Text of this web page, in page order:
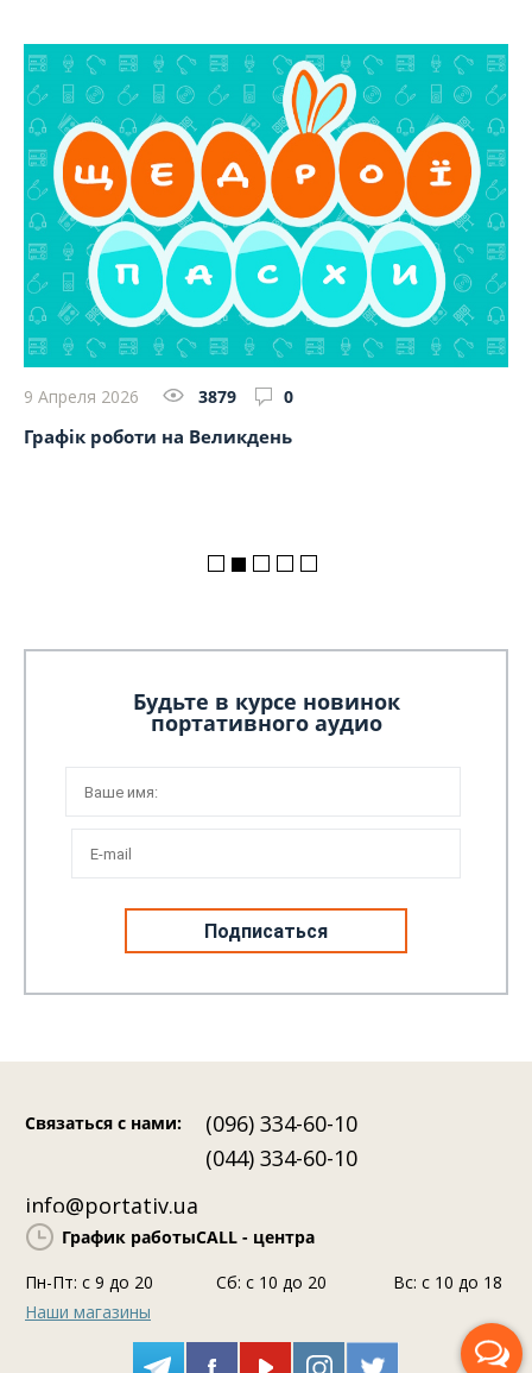
9 Апреля 2026 3879 0
Графік роботи на Великдень
2
геймерському форматі
Будьте в курсе новинок
портативного аудио
Связаться с нами:
(096) 334-60-10
(044) 334-60-10
info@portativ.ua
График работыCALL - центра
Пн-Пт: c 9 до 20
Сб: с 10 до 20
Вс: с 10 до 18
Наши магазины
Перезвоните мне